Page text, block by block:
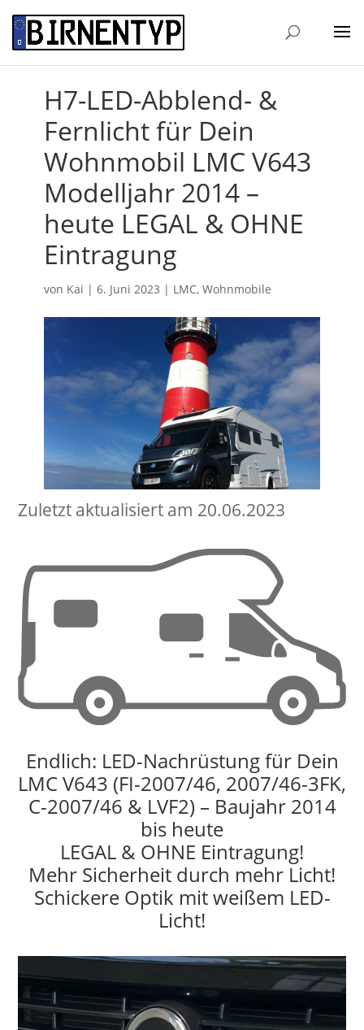
H7-LED-Abblend- &
Fernlicht für Dein
Wohnmobil LMC V643
Modelljahr 2014 –
heute LEGAL & OHNE
Eintragung
von Kai | 6. Juni 2023 | LMC, Wohnmobile
Zuletzt aktualisiert am 20.06.2023
Endlich: LED-Nachrüstung für Dein
LMC V643 (FI-2007/46, 2007/46-3FK,
C-2007/46 & LVF2) – Baujahr 2014
bis heute
LEGAL & OHNE Eintragung!
Mehr Sicherheit durch mehr Licht!
Schickere Optik mit weißem LED-
Licht!